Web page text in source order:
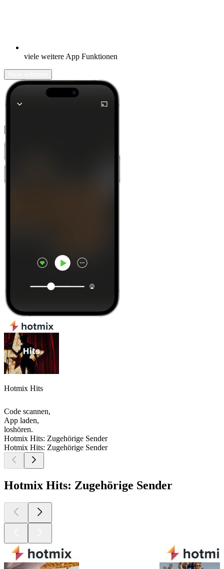
viele weitere App Funktionen
Hotmix Hits
Code scannen,
App laden,
loshören.
Hotmix Hits: Zugehörige Sender
Hotmix Hits: Zugehörige Sender
Hotmix Hits: Zugehörige Sender